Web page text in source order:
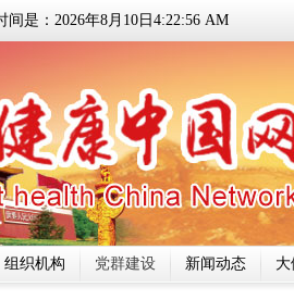
间是： 2026年8月 10 日 4:22:57 AM
组织机构 党群建设 新闻动态